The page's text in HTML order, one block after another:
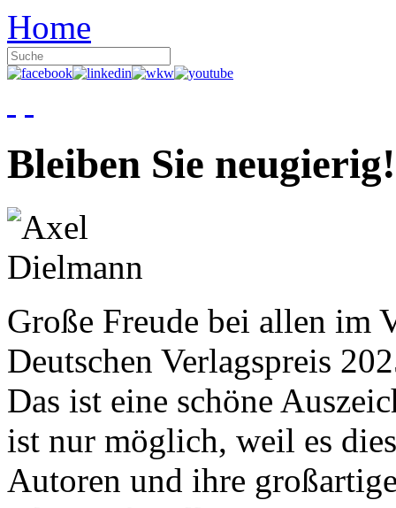
Home
Bleiben Sie neugierig!
Große Freude bei allen im
Deutschen Verlagspreis
Das ist eine schöne
ist nur möglich, weil es
Autoren und ihre